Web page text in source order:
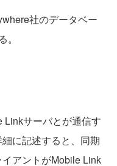
社のデータベー
サーバとが通信す
に記述すると、同期
アントがMobile Link